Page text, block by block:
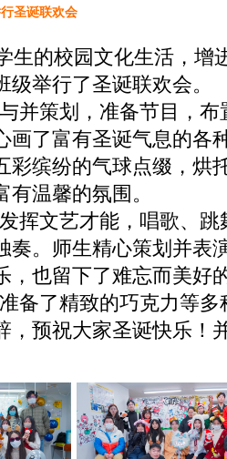
圣诞联欢会
的校园文化生活，增
举行了圣诞联欢会。
策划，准备节目，布
画了富有圣诞气息的各
彩缤纷的气球点缀，烘
温馨的氛围。
文艺才能，唱歌、跳
奏。师生精心策划并表
，也留下了难忘而美好
了精致的巧克力等多
，预祝大家圣诞快乐！